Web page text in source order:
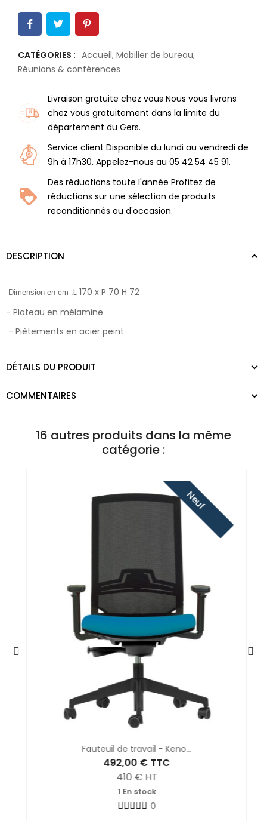
CATÉGORIES : Accueil, Mobilier de bureau,
Réunions & conférences
Livraison gratuite chez vous Nous vous livrons
chez vous gratuitement dans la limite du
département du Gers.
Service client Disponible du lundi au vendredi de
9h à 17h30. Appelez-nous au 05 42 54 45 91.
Des réductions toute l'année Profitez de
réductions sur une sélection de produits
reconditionnés ou d'occasion.
DESCRIPTION
Dimension en cm :L 170 x P 70 H 72
- Plateau en mélamine
- Piètements en acier peint
DÉTAILS DU PRODUIT
COMMENTAIRES
16 autres produits dans la même
catégorie :
Neuf
Fauteuil de travail - Keno...
492,00 €TTC
410€ HT
1 En stock
0